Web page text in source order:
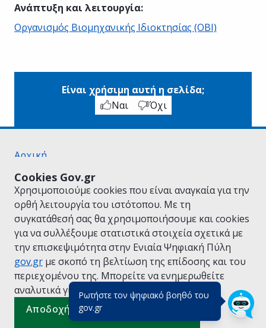
Ρωτήστε τον ψηφιακό βοηθό του
gov.gr(πάτησε για κλείσιμο)
Cookies Gov.gr
Χρησιμοποιούμε cookies που είναι αναγκαία για την
ορθή λειτουργία του ιστότοπου. Με τη
συγκατάθεσή σας θα χρησιμοποιήσουμε και cookies
για να συλλέξουμε στατιστικά στοιχεία σχετικά με
την επισκεψιμότητα στην Ενιαία Ψηφιακή Πύλη
gov.gr με σκοπό τη βελτίωση της επίδοσης και του
περιεχομένου της. Μπορείτε να ενημερωθείτε
αναλυτικά για την Πολιτική Cookies.
Αποδοχή όλων
Ανάπτυξη και λειτουργία:
Οργανισμός Βιομηχανικής Ιδιοκτησίας (ΟΒΙ)
Είναι χρήσιμη αυτή η σελίδα;
Ναι
Όχι
Αρχική
Όροι Χρήσης
Πολιτική Απορρήτου
Δήλωση προσβασιμότητας
Πολιτική cookies
Προτάσεις για το gov.gr
Υλοποίηση από το Υπουργείο Ψηφιακής
Διακυβέρνησης
Ελληνικά |Αγγλικά